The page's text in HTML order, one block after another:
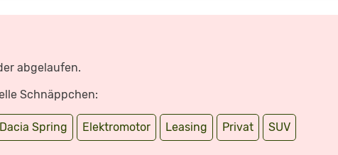
abgelaufen.
Schnäppchen:
Dacia Spring Elektromotor Leasing Privat SUV